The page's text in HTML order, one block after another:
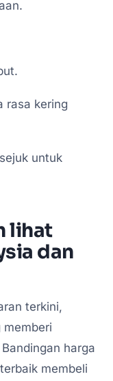
rasa kering
untuk
lihat
dan
terkini,
memberi
harga
membeli